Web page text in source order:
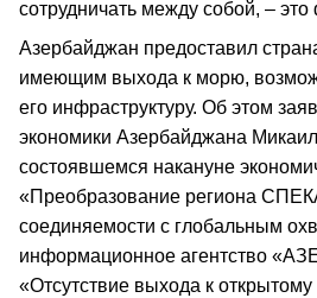
сотрудничать между собой, – это
Азербайджан предоставил
имеющим выхода к морю,
его инфраструктуру. Об этом
экономики Азербайджана
состоявшемся накануне
«Преобразование региона
соединяемости с глобальным
информационное агентство
«Отсутствие выхода к